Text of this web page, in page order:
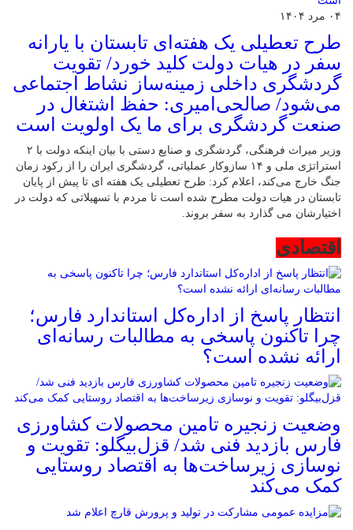
۰۴ مرد ۱۴۰۴
طرح تعطیلی یک هفته‌ای تابستان با یارانه
سفر در هیات دولت کلید خورد/ تقویت
گردشگری داخلی زمینه‌ساز نشاط اجتماعی
می‌شود/ صالحی‌امیری: حفظ اشتغال در
صنعت گردشگری برای ما یک اولویت است
وزیر میراث‌ فرهنگی، گردشگری و صنایع‌ دستی با بیان اینکه دولت با ۲
استراتژی ملی و ۱۴ سازوکار عملیاتی، گردشگری ایران را از رکود زمان
جنگ خارج می‌کند، اعلام کرد: طرح تعطیلی یک هفته ای تا پیش از پایان
تابستان در هیات دولت مطرح شده است تا مردم با تسهیلاتی که دولت در
اختیارشان می گذارد به سفر بروند.
اقتصادی
انتظار پاسخ از اداره‌کل استاندارد فارس؛
چرا تاکنون پاسخی به مطالبات رسانه‌ای
ارائه نشده است؟
وضعیت زنجیره تامین محصولات کشاورزی
فارس بازدید فنی شد/ قزل‌بیگلو: تقویت و
نوسازی زیرساخت‌ها به اقتصاد روستایی
کمک می‌کند